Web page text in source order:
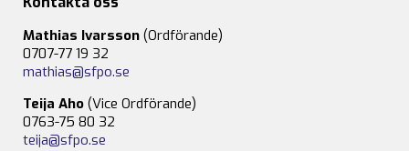
Mathias Ivarsson (Ordförande)
0707-77 19 32
mathias@sfpo.se
Teija Aho (Vice Ordförande)
0763-75 80 32
teija@sfpo.se